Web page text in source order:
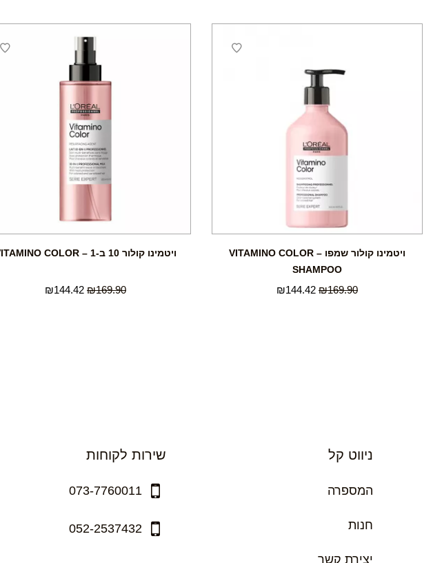
ויטמינו קולור שמפו – VITAMINO COLOR
SHAMPOO
₪169.90
₪144.42
ויטמינו קולור 10 ב-1 – VITAMINO COLOR
₪169.90
₪144.42
ניווט קל
המספרה
חנות
יצירת קשר
שירות לקוחות
073-7760011
052-2537432